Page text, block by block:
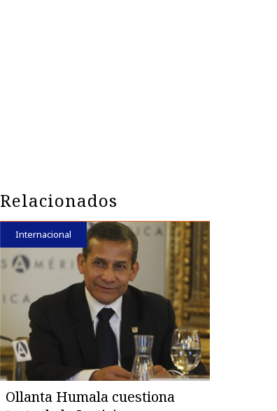
Relacionados
Internacional
Ollanta Humala cuestiona